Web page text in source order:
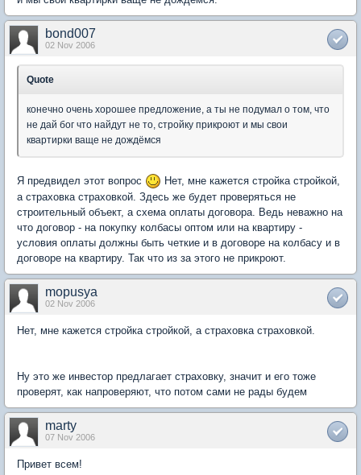
bond007
02 Nov 2006
Quote
конечно очень хорошее предложение, а ты не подумал о том, что
не дай бог что найдут не то, стройку прикроют и мы свои
квартирки ваще не дождёмся
Я предвидел этот вопрос
Нет, мне кажется стройка стройкой,
а страховка страховкой. Здесь же будет проверяться не
строительный объект, а схема оплаты договора. Ведь неважно на
что договор - на покупку колбасы оптом или на квартиру -
условия оплаты должны быть четкие и в договоре на колбасу и в
договоре на квартиру. Так что из за этого не прикроют.
mopusya
02 Nov 2006
Нет, мне кажется стройка стройкой, а страховка страховкой.
Ну это же инвестор предлагает страховку, значит и его тоже
проверят, как напроверяют, что потом сами не рады будем
marty
07 Nov 2006
Привет всем!